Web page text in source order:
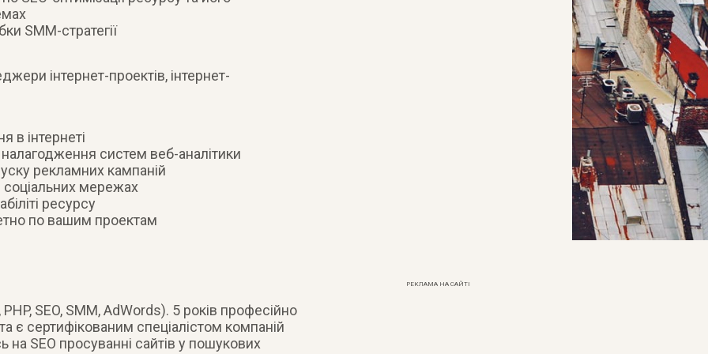
SMM-стратегії
інтернет-проектів, інтернет-
в інтернеті
систем веб-аналітики
рекламних кампаній
мережах
ресурсу
по вашим проектам
SEO, SMM, AdWords). 5 років професійно
є сертифікованим спеціалістом компаній
на SEO просуванні сайтів у пошукових
РЕКЛАМА НА САЙТІ